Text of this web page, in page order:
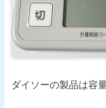
ダイソーの製品は容